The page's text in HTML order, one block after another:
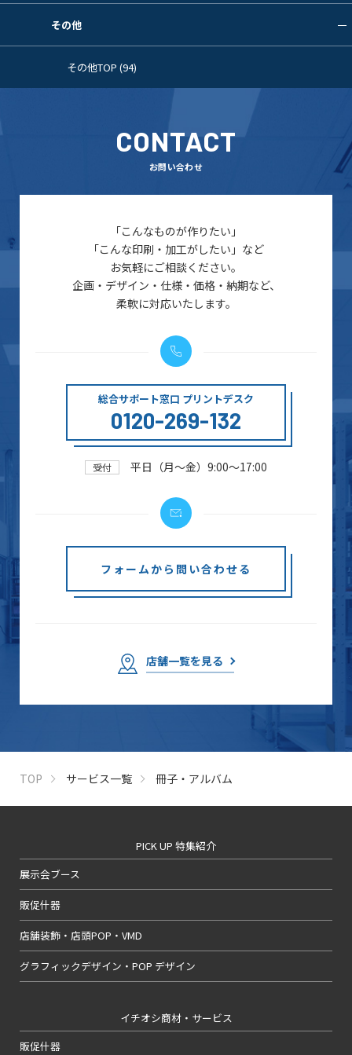
その他
その他TOP (94)
CONTACT
お問い合わせ
「こんなものが作りたい」
「こんな印刷・加工がしたい」など
お気軽にご相談ください。
企画・デザイン・仕様・価格・納期など、
柔軟に対応いたします。
総合サポート窓口 プリントデスク
0120-269-132
受付 平日（月～金）9:00～17:00
フォームから問い合わせる
店舗一覧を見る
TOP サービス一覧 冊子・アルバム
PICK UP 特集紹介
展示会ブース
販促什器
店舗装飾・店頭POP・VMD
グラフィックデザイン・POP デザイン
イチオシ商材・サービス
販促什器